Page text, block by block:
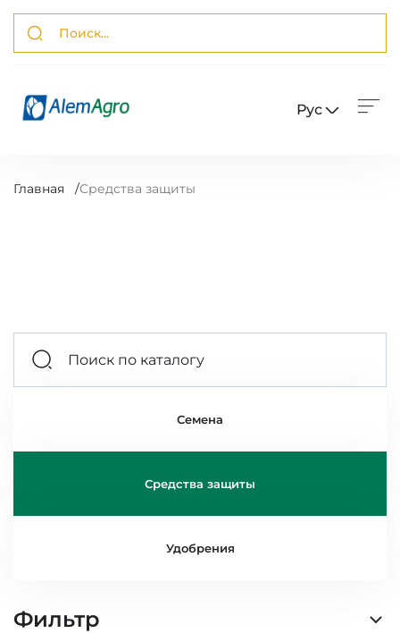
Рус
Главная /Средства защиты
Семена
Средства защиты
Удобрения
Фильтр